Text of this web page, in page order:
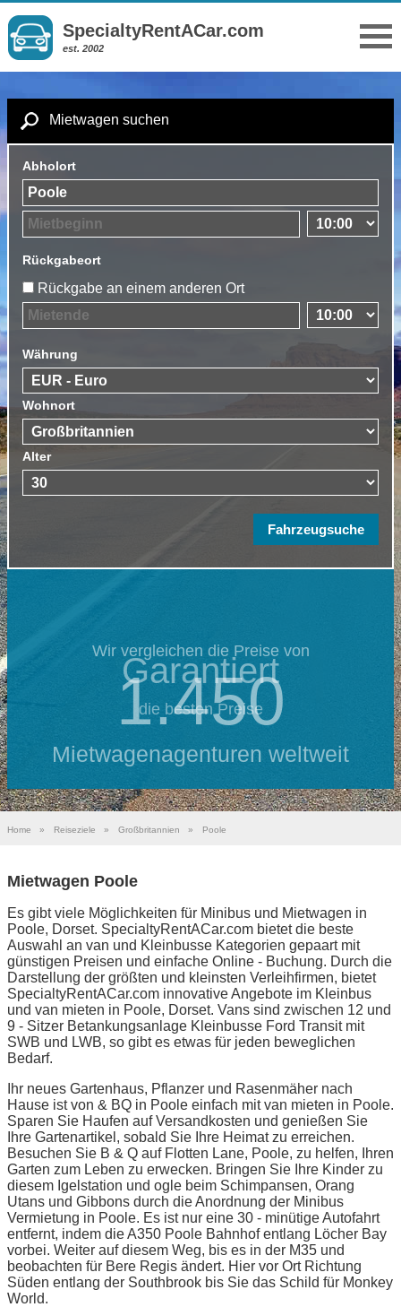
SpecialtyRentACar.com
est. 2002
Mietwagen suchen
Abholort
Rückgabeort
Rückgabe an einem anderen Ort
Währung
Wohnort
Alter
Wir vergleichen die Preise von
1.450
Mietwagenagenturen weltweit
Garantiert
die besten Preise
Home » Reiseziele » Großbritannien » Poole
Mietwagen Poole
Es gibt viele Möglichkeiten für Minibus und Mietwagen in
Poole, Dorset. SpecialtyRentACar.com bietet die beste
Auswahl an van und Kleinbusse Kategorien gepaart mit
günstigen Preisen und einfache Online - Buchung. Durch die
Darstellung der größten und kleinsten Verleihfirmen, bietet
SpecialtyRentACar.com innovative Angebote im Kleinbus
und van mieten in Poole, Dorset. Vans sind zwischen 12 und
9 - Sitzer Betankungsanlage Kleinbusse Ford Transit mit
SWB und LWB, so gibt es etwas für jeden beweglichen
Bedarf.
Ihr neues Gartenhaus, Pflanzer und Rasenmäher nach
Hause ist von & BQ in Poole einfach mit van mieten in Poole.
Sparen Sie Haufen auf Versandkosten und genießen Sie
Ihre Gartenartikel, sobald Sie Ihre Heimat zu erreichen.
Besuchen Sie B & Q auf Flotten Lane, Poole, zu helfen, Ihren
Garten zum Leben zu erwecken. Bringen Sie Ihre Kinder zu
diesem Igelstation und ogle beim Schimpansen, Orang
Utans und Gibbons durch die Anordnung der Minibus
Vermietung in Poole. Es ist nur eine 30 - minütige Autofahrt
entfernt, indem die A350 Poole Bahnhof entlang Löcher Bay
vorbei. Weiter auf diesem Weg, bis es in der M35 und
beobachten für Bere Regis ändert. Hier vor Ort Richtung
Süden entlang der Southbrook bis Sie das Schild für Monkey
World.